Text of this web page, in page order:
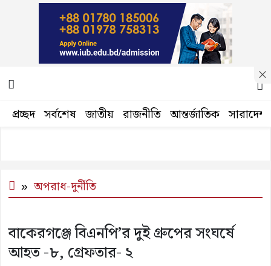
প্রচ্ছদ সর্বশেষ জাতীয় রাজনীতি আন্তর্জাতিক সারাদেশ
অপরাধ-দুর্নীতি
বাকেরগঞ্জে বিএনপি’র দুই গ্রুপের সংঘর্ষে
আহত -৮, গ্রেফতার- ২